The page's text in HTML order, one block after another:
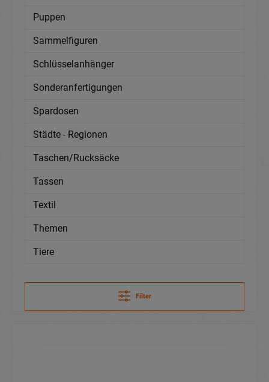
Puppen
Sammelfiguren
Schlüsselanhänger
Sonderanfertigungen
Spardosen
Städte - Regionen
Taschen/Rucksäcke
Tassen
Textil
Themen
Tiere
Filter